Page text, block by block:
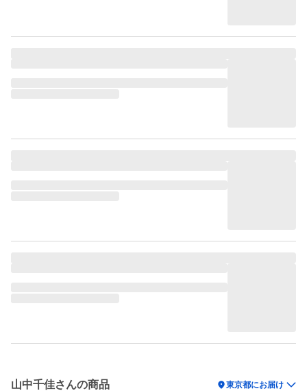
山中千佳さんの商品 location_on東京都にお届け